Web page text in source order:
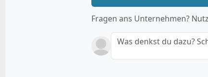
Fragen ans Unternehmen?
Was denkst du dazu?